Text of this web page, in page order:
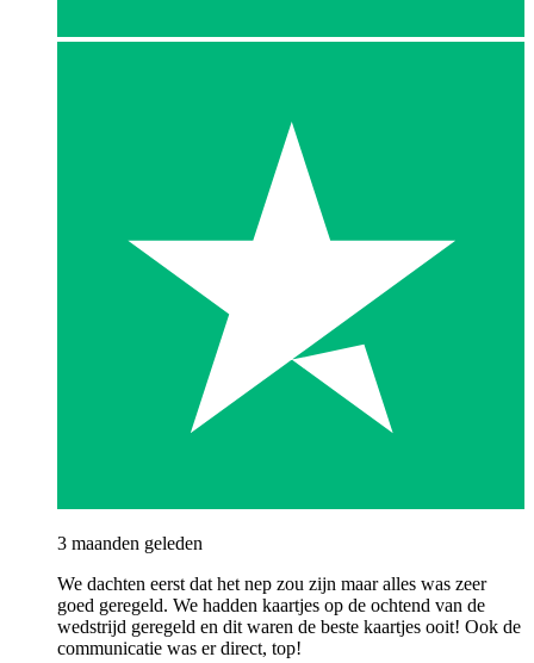
3 maanden geleden
We dachten eerst dat het nep zou zijn maar alles was zeer
goed geregeld. We hadden kaartjes op de ochtend van de
wedstrijd geregeld en dit waren de beste kaartjes ooit! Ook de
communicatie was er direct, top!